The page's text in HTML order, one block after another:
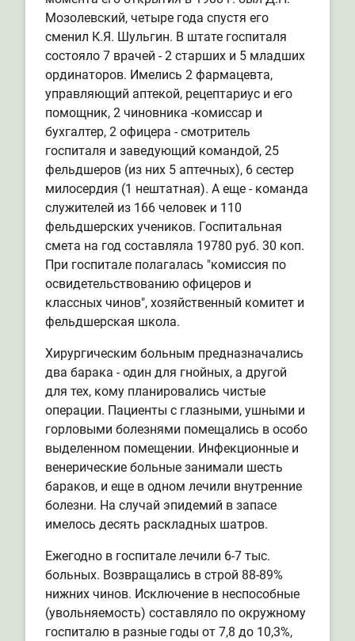
Мозолевский, четыре года спустя его
сменил К.Я. Шульгин. В штате госпиталя
состояло 7 врачей - 2 старших и 5 младших
ординаторов. Имелись 2 фармацевта,
управляющий аптекой, рецептариус и его
помощник, 2 чиновника -комиссар и
бухгалтер, 2 офицера - смотритель
госпиталя и заведующий командой, 25
фельдшеров (из них 5 аптечных), 6 сестер
милосердия (1 нештатная). А еще - команда
служителей из 166 человек и 110
фельдшерских учеников. Госпитальная
смета на год составляла 19780 руб. 30 коп.
При госпитале полагалась "комиссия по
освидетельствованию офицеров и
классных чинов", хозяйственный комитет и
фельдшерская школа.
Хирургическим больным предназначались
два барака - один для гнойных, а другой
для тех, кому планировались чистые
операции. Пациенты с глазными, ушными и
горловыми болезнями помещались в особо
выделенном помещении. Инфекционные и
венерические больные занимали шесть
бараков, и еще в одном лечили внутренние
болезни. На случай эпидемий в запасе
имелось десять раскладных шатров.
Ежегодно в госпитале лечили 6-7 тыс.
больных. Возвращались в строй 88-89%
нижних чинов. Исключение в неспособные
(увольняемость) составляло по окружному
госпиталю в разные годы от 7,8 до 10,3%,